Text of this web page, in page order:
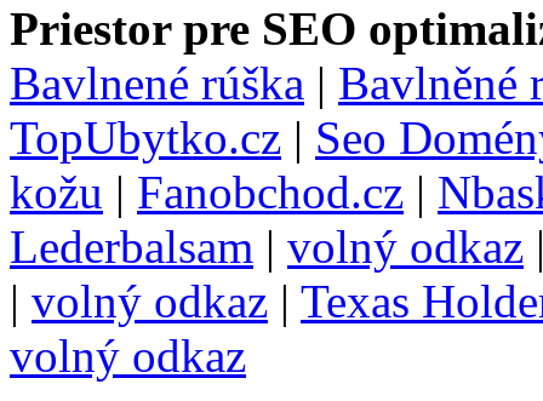
Priestor pre SEO
Bavlnené rúška | Bavlněné
TopUbytko.cz | Seo
kožu | Fanobchod.cz |
Lederbalsam | volný odkaz
| volný odkaz | Texas
volný odkaz